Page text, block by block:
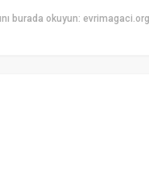
burada okuyun: evrimagaci.org